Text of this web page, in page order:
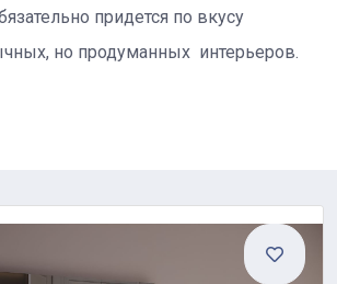
придется по вкусу
но продуманных интерьеров.